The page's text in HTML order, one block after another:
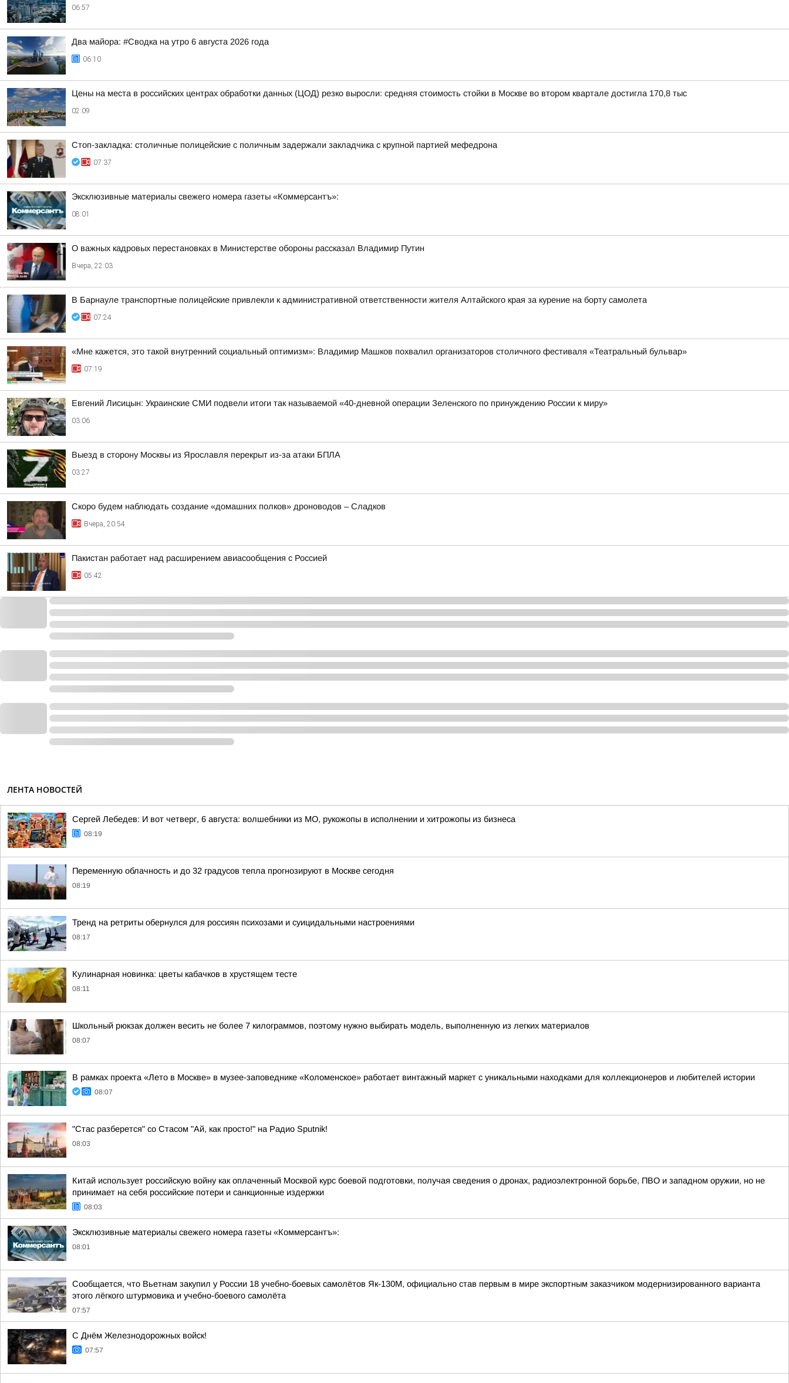
06:57
Два майора: #Сводка на утро 6 августа 2026 года
06:10
Цены на места в российских центрах обработки данных (ЦОД) резко выросли: средняя стоимость стойки в Москве во втором квартале достигла 170,8 тыс
02:09
Стоп-закладка: столичные полицейские с поличным задержали закладчика с крупной партией мефедрона
07:37
Эксклюзивные материалы свежего номера газеты «Коммерсантъ»:
08:01
О важных кадровых перестановках в Министерстве обороны рассказал Владимир Путин
Вчера, 22:03
В Барнауле транспортные полицейские привлекли к административной ответственности жителя Алтайского края за курение на борту самолета
07:24
«Мне кажется, это такой внутренний социальный оптимизм»: Владимир Машков похвалил организаторов столичного фестиваля «Театральный бульвар»
07:19
Евгений Лисицын: Украинские СМИ подвели итоги так называемой «40-дневной операции Зеленского по принуждению России к миру»
03:06
Выезд в сторону Москвы из Ярославля перекрыт из-за атаки БПЛА
03:27
Скоро будем наблюдать создание «домашних полков» дроноводов – Сладков
Вчера, 20:54
Пакистан работает над расширением авиасообщения с Россией
05:42
ЛЕНТА НОВОСТЕЙ
Сергей Лебедев: И вот четверг, 6 августа: волшебники из МО, рукожопы в исполнении и хитрожопы из бизнеса
08:19
Переменную облачность и до 32 градусов тепла прогнозируют в Москве сегодня
08:19
Тренд на ретриты обернулся для россиян психозами и суицидальными настроениями
08:17
Кулинарная новинка: цветы кабачков в хрустящем тесте
08:11
Школьный рюкзак должен весить не более 7 килограммов, поэтому нужно выбирать модель, выполненную из легких материалов
08:07
В рамках проекта «Лето в Москве» в музее-заповеднике «Коломенское» работает винтажный маркет с уникальными находками для коллекционеров и любителей истории
08:07
"Стас разберется" со Стасом "Ай, как просто!" на Радио Sputnik!
08:03
Китай использует российскую войну как оплаченный Москвой курс боевой подготовки, получая сведения о дронах, радиоэлектронной борьбе, ПВО и западном оружии, но не
принимает на себя российские потери и санкционные издержки
08:03
Эксклюзивные материалы свежего номера газеты «Коммерсантъ»:
08:01
Сообщается, что Вьетнам закупил у России 18 учебно-боевых самолётов Як-130М, официально став первым в мире экспортным заказчиком модернизированного варианта
этого лёгкого штурмовика и учебно-боевого самолёта
07:57
С Днём Железнодорожных войск!
07:57